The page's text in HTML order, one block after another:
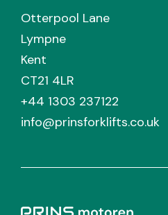
Otterpool Lane
Lympne
Kent
CT21 4LR
+44 1303 237122
info@prinsforklifts.co.uk